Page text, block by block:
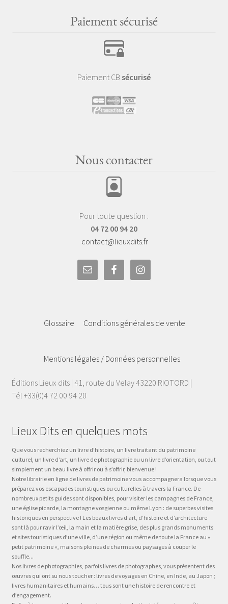
Paiement sécurisé
Paiement CB sécurisé
Nous contacter
Pour toute question :
04 72 00 94 20
contact@lieuxdits.fr
Glossaire Conditions générales de vente
Mentions légales / Données personnelles
Éditions Lieux dits | 41, route du Velay 43220 RIOTORD |
Tél +33(0)4 72 00 94 20
Lieux Dits en quelques mots
Que vous recherchiez un livre d’histoire, un livre traitant du patrimoine
culturel, un livre d’art, un livre de photographie ou un livre d’orientation, ou tout
simplement un beau livre à offrir ou à s’offrir, bienvenue !
Notre librairie en ligne de livres de patrimoine vous accompagnera lorsque vous
préparez vos escapades touristiques ou culturelles à travers la France. De
nombreux petits guides sont disponibles, pour visiter les campagnes de France,
une église picarde, la montagne vosgienne ou même Lyon : de superbes visites
historiques en perspective ! Les beaux livres d’art, d’histoire et d’architecture
sont là pour ravir l’œil, la main et la matière grise, des plus grands monuments
et sites touristiques d’une ville, d’une région ou même de toute la France au «
petit patrimoine », maisons pleines de charmes ou paysages à couper le
souffle...
Nos livres de photographies, parfois livres de photographes, vous présentent des
œuvres qui ont su nous toucher : livres de voyages en Chine, en Inde, au Japon ;
livres humanitaires et humains… tous sont une histoire de rencontre et
d’engagement.